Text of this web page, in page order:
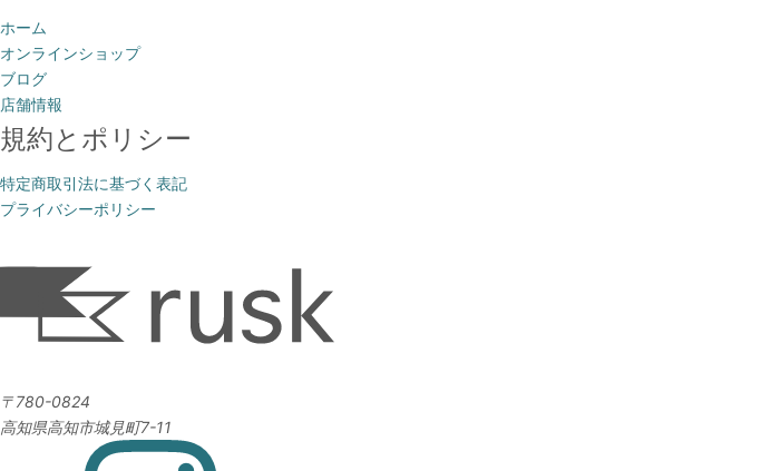
ホーム
オンラインショップ
ブログ
店舗情報
規約とポリシー
特定商取引法に基づく表記
プライバシーポリシー
〒780-0824
高知県高知市城見町7-11